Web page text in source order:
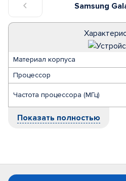
Samsung
Материал корпуса
Процессор
Частота процессора (МГц)
Показать полностью